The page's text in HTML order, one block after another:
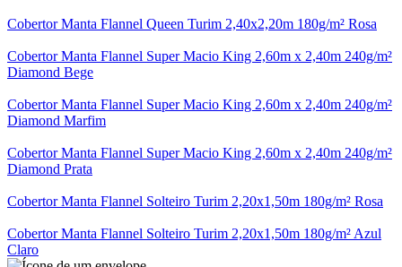
Cobertor Manta Flannel Queen Turim 2,40x2,20m 180g/m² Rosa
Cobertor Manta Flannel Super Macio King 2,60m x 2,40m 240g/m²
Diamond Bege
Cobertor Manta Flannel Super Macio King 2,60m x 2,40m 240g/m²
Diamond Marfim
Cobertor Manta Flannel Super Macio King 2,60m x 2,40m 240g/m²
Diamond Prata
Cobertor Manta Flannel Solteiro Turim 2,20x1,50m 180g/m² Rosa
Cobertor Manta Flannel Solteiro Turim 2,20x1,50m 180g/m² Azul
Claro